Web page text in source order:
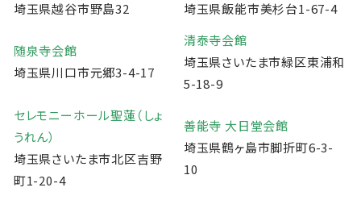
埼玉県越谷市野島32
埼玉県飯能市美杉台1-67-4
随泉寺会館
埼玉県川口市元郷3-4-17
清泰寺会館
埼玉県さいたま市緑区東浦和
5-18-9
セレモニーホール聖蓮（しょ
うれん）
埼玉県さいたま市北区吉野
町1-20-4
善能寺 大日堂会館
埼玉県鶴ヶ島市脚折町6-3-
10